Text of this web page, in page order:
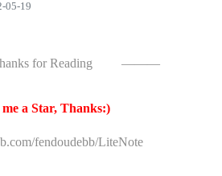
05-19
for Reading ———
me a Star, Thanks:)
fendoudebb/LiteNote